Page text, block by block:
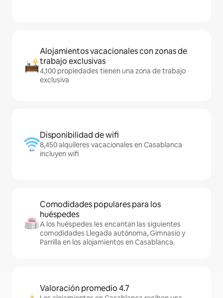
Alojamientos vacacionales con zonas de
trabajo exclusivas
4,100 propiedades tienen una zona de trabajo
exclusiva
Disponibilidad de wifi
8,450 alquileres vacacionales en Casablanca
incluyen wifi
Comodidades populares para los
huéspedes
A los huéspedes les encantan las siguientes
comodidades Llegada autónoma, Gimnasio y
Parrilla en los alojamientos en Casablanca.
Valoración promedio 4.7